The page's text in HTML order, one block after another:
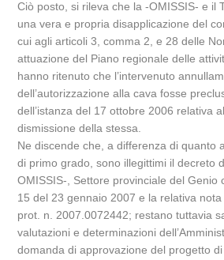
Ciò posto, si rileva che la -OMISSIS- e il
una vera e propria disapplicazione del
cui agli articoli 3, comma 2, e 28 delle
attuazione del Piano regionale delle
hanno ritenuto che l’intervenuto
dell’autorizzazione alla cava fosse
dell’istanza del 17 ottobre 2006 relativa
dismissione della stessa.
Ne discende che, a differenza di quanto
di primo grado, sono illegittimi il decreto
OMISSIS-, Settore provinciale del Genio
15 del 23 gennaio 2007 e la relativa
prot. n. 2007.0072442; restano tuttavia
valutazioni e determinazioni
domanda di approvazione del progetto